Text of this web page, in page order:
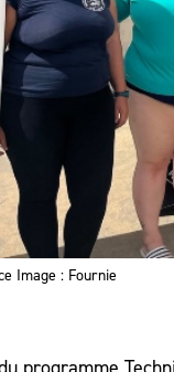
Image : Fournie